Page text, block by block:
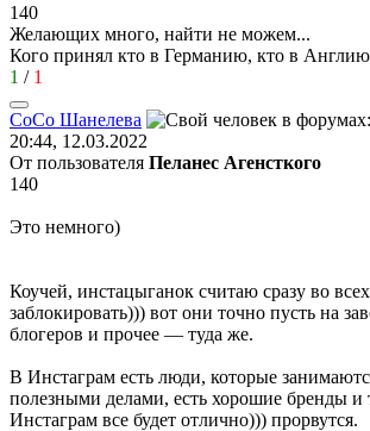
140
Желающих много, найти не можем...
Кого принял кто в Германию, кто в
1 / 1
CoCo Шанелева
20:44, 12.03.2022
От пользователя Пеланес Агенсткого
140
Это немного)
Коучей, инстацыганок считаю сразу во
заблокировать))) вот они точно пусть на
блогеров и прочее — туда же.
В Инстаграм есть люди, которые
полезными делами, есть хорошие бренды и
Инстаграм все будет отлично))) прорвутся.